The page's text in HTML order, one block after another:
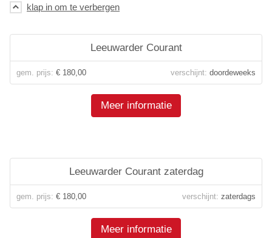
Leeuwarder Courant
gem. prijs: € 180,00 verschijnt: doordeweeks
Meer informatie
Leeuwarder Courant zaterdag
gem. prijs: € 180,00 verschijnt: zaterdags
Meer informatie